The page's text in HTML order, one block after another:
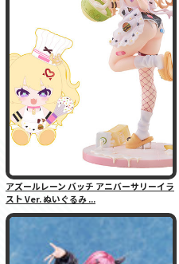
アズールレーン バッチ アニバーサリーイラ
スト Ver. ぬいぐるみ ...